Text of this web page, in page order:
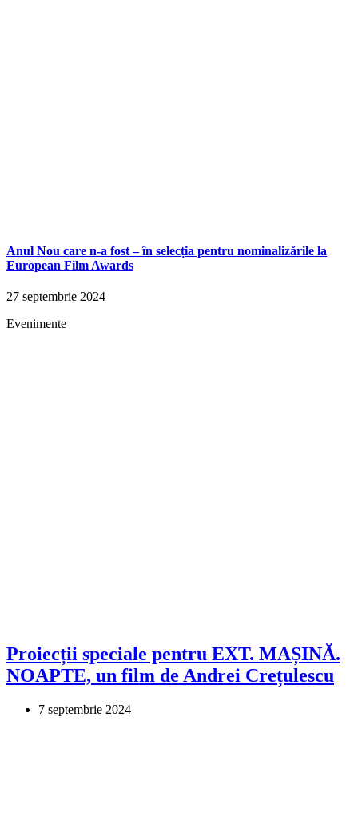
Anul Nou care n-a fost – în selecția pentru nominalizările la
European Film Awards
27 septembrie 2024
Evenimente
Proiecții speciale pentru EXT. MAȘINĂ.
NOAPTE, un film de Andrei Crețulescu
7 septembrie 2024